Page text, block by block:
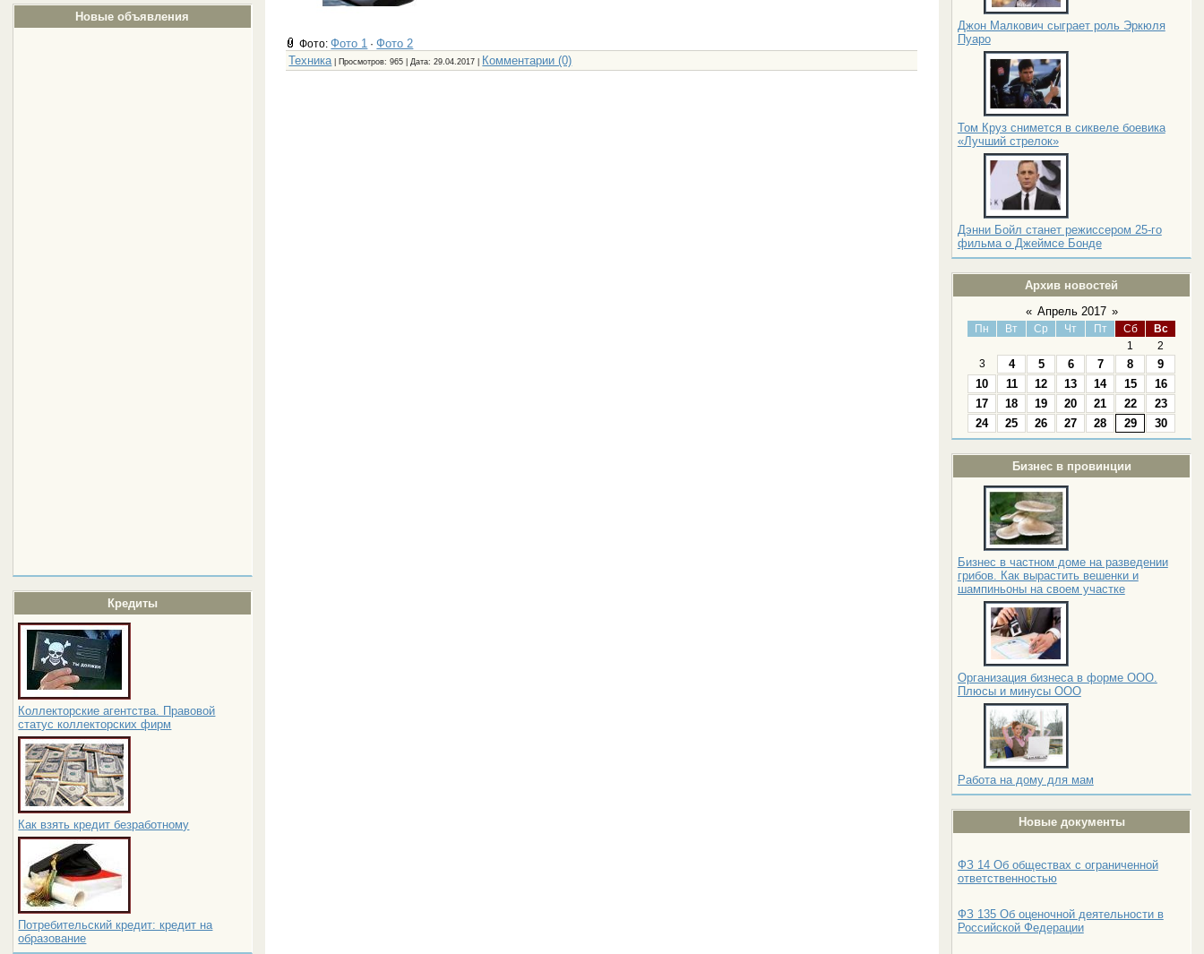
Новые объявления
Кредиты
Коллекторские агентства. Правовой
статус коллекторских фирм
Как взять кредит безработному
Потребительский кредит: кредит на
образование
Джон Малкович сыграет роль Эркюля
Пуаро
Том Круз снимется в сиквеле боевика
«Лучший стрелок»
Дэнни Бойл станет режиссером 25-го
фильма о Джеймсе Бонде
Архив новостей
« Апрель 2017 »
Пн Вт Ср Чт Пт Сб
Вс
1
2
3
4 5 6 7 8
9
10
11 12 13 14 15
16
17
18 19 20 21 22
23
24
25 26 27 28 29 30
Бизнес в провинции
Бизнес в частном доме на разведении
грибов. Как вырастить вешенки и
шампиньоны на своем участке
Организация бизнеса в форме ООО.
Плюсы и минусы ООО
Работа на дому для мам
Новые документы
ФЗ 14 Об обществах с ограниченной
ответственностью
ФЗ 135 Об оценочной деятельности в
Российской Федерации
Фото:Фото 1 ·Фото 2
Техника | Просмотров: 965 | Дата:29.04.2017 Комментарии (0)